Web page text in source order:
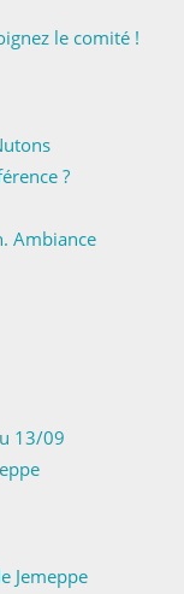
le comité !
?
Ambiance
13/09
Jemeppe